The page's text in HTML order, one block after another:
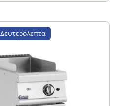
Δευτερόλεπτα